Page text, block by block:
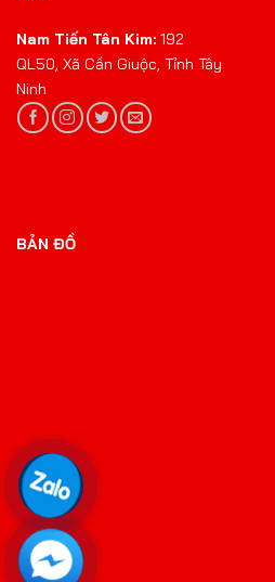
Nam Tiến Tân Kim: 192
QL50, Xã Cần Giuộc, Tỉnh Tây
Ninh
BẢN ĐỒ